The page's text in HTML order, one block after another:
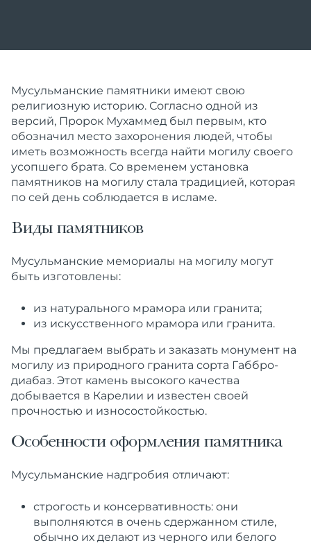
Мусульманские памятники имеют свою
религиозную историю. Согласно одной из
версий, Пророк Мухаммед был первым, кто
обозначил место захоронения людей, чтобы
иметь возможность всегда найти могилу своего
усопшего брата. Со временем установка
памятников на могилу стала традицией, которая
по сей день соблюдается в исламе.
Виды памятников
Мусульманские мемориалы на могилу могут
быть изготовлены:
из натурального мрамора или гранита;
из искусственного мрамора или гранита.
Мы предлагаем выбрать и заказать монумент на
могилу из природного гранита сорта Габбро-
диабаз. Этот камень высокого качества
добывается в Карелии и известен своей
прочностью и износостойкостью.
Особенности оформления памятника
Мусульманские надгробия отличают:
строгость и консервативность: они
выполняются в очень сдержанном стиле,
обычно их делают из черного или белого